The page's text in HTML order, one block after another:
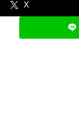
X